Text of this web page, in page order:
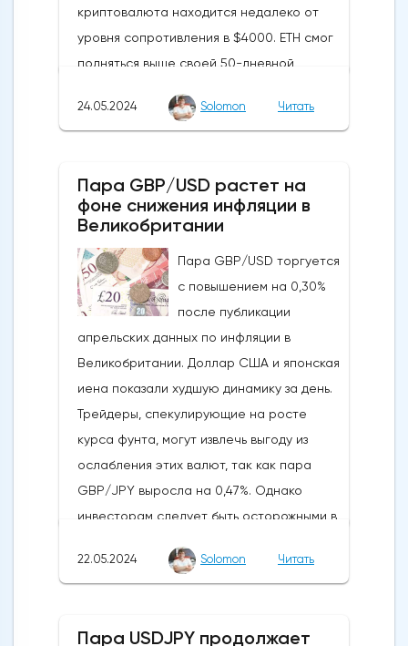
криптовалюта находится недалеко от
уровня сопротивления в $4000. ETH смог
подняться выше своей 50-дневной
бычьих колебаний, которые могут развеять
криптовалюты.Курс супер-альткоина не
рос до тех пор, пока за неделю до
21Shares и ARK не утвердили спотовые ETF
на Ethereum. К счастью для Ethereum, в
понедельник, 20 мая, ожидания стали
более оптимистичными, что помогло
криптовалюте вырасти более чем на 20%.
Таким образом, Ethereum преодолел
отметку сопротивления в 3800
долларов.Осцилляторы и цена самого
Эфириума показывают, что произошло
значительное восстановление
динамической стороны монеты. Таким
образом, все эти факторы будут
поддерживать дальнейший рост
24.05.2024 Solomon Читать
Пара GBP/USD растет на
фоне снижения инфляции в
Великобритании
Пара GBP/USD торгуется
с повышением на 0,30%
после публикации
апрельских данных по инфляции в
Великобритании. Доллар США и японская
иена показали худшую динамику за день.
Трейдеры, спекулирующие на росте
курса фунта, могут извлечь выгоду из
ослабления этих валют, так как пара
GBP/JPY выросла на 0,47%. Однако
инвесторам следует быть осторожными в
связи с открытием европейского
22.05.2024 Solomon Читать
Пара USDJPY продолжает